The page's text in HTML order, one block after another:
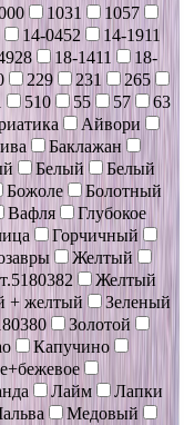
1031
1057
14-0452
14-1911
18-1411
18-
229 231
265
510 55 57
63
Айвори
Баклажан
Белый
Белый
Божоле
Болотный
Вафля
Глубокое
Горчичный
Желтый
Желтый
+ желтый
Зеленый
Золотой
Капучино
Лайм
Лапки
Медовый